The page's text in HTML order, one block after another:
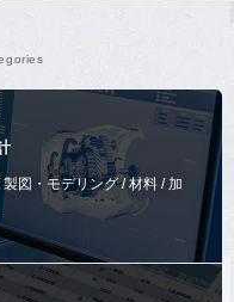
図・モデリング / 材料 / 加